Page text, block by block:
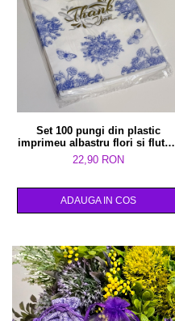
Set 100 pungi din plastic
imprimeu albastru flori si fluturi
20cm x 15cm
22,90 RON
ADAUGA IN COS